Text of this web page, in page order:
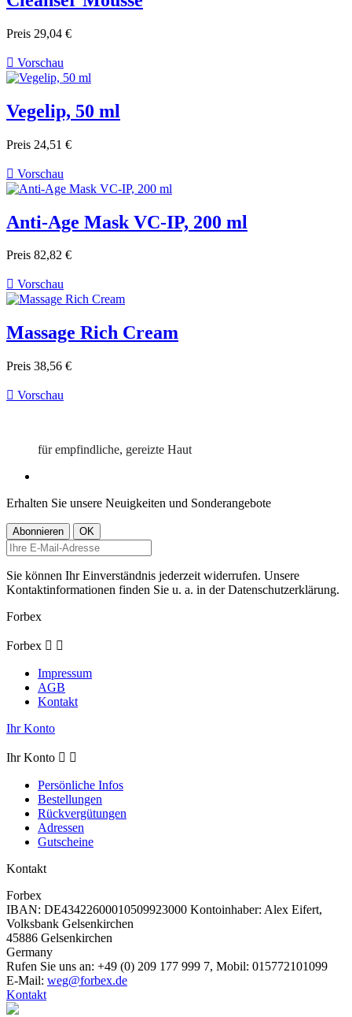
Preis 29,04 €
 Vorschau
Vegelip, 50 ml
Preis 24,51 €
 Vorschau
Anti-Age Mask VC-IP, 200 ml
Preis 82,82 €
 Vorschau
Massage Rich Cream
Preis 38,56 €
 Vorschau
für empfindliche, gereizte Haut
Erhalten Sie unsere Neuigkeiten und Sonderangebote
Sie können Ihr Einverständnis jederzeit widerrufen. Unsere
Kontaktinformationen finden Sie u. a. in der Datenschutzerklärung.
Forbex
Forbex  
Impressum
AGB
Kontakt
Ihr Konto
Ihr Konto  
Persönliche Infos
Bestellungen
Rückvergütungen
Adressen
Gutscheine
Kontakt
Forbex
IBAN: DE43422600010509923000 Kontoinhaber: Alex Eifert,
Volksbank Gelsenkirchen
45886 Gelsenkirchen
Germany
Rufen Sie uns an: +49 (0) 209 177 999 7, Mobil: 015772101099
E-Mail: weg@forbex.de
Kontakt